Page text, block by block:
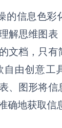
的信息色彩
解思维图表
文档，只有
自由创意工
、图形将信
确地获取信